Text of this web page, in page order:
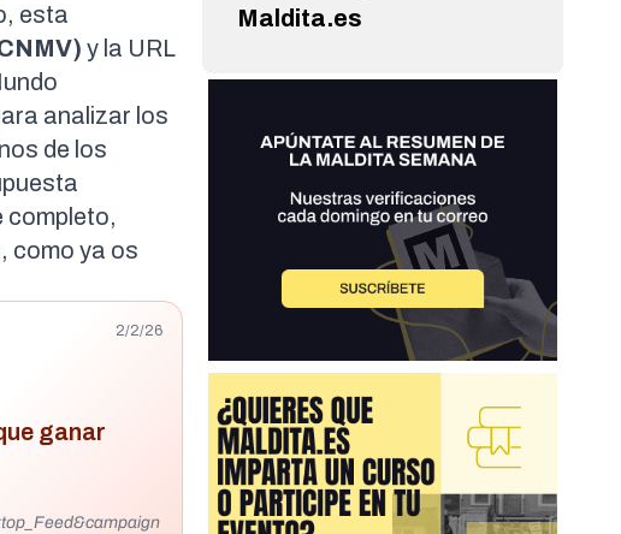
esta
y la URL
analizar los
de los
completo,
como ya os
2/2/26
ganar
Maldita.es